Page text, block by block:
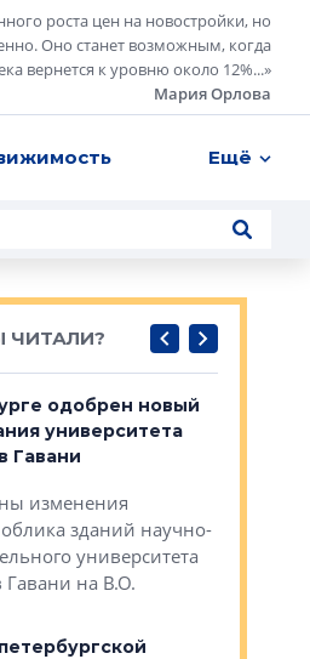
роста цен на новостройки, но
Оно станет возможным, когда
вернется к уровню около 12%...»
Мария Орлова
Ещё
ЧИТАЛИ?
одобрен новый
университета
Гавани
изменения
зданий научно-
университета
на В.О.